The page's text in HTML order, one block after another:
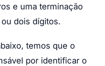
e uma terminação
dois dígitos.
temos que o
por identificar o